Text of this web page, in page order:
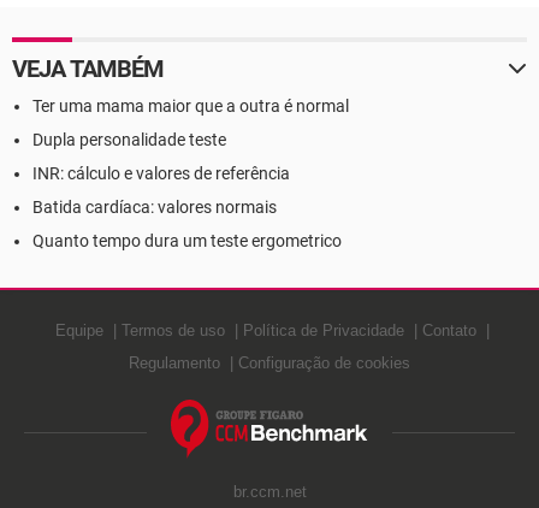
VEJA TAMBÉM
Ter uma mama maior que a outra é normal
Dupla personalidade teste
INR: cálculo e valores de referência
Batida cardíaca: valores normais
Quanto tempo dura um teste ergometrico
Equipe Termos de uso Política de Privacidade
Contato
Regulamento
Configuração de cookies
br.ccm.net